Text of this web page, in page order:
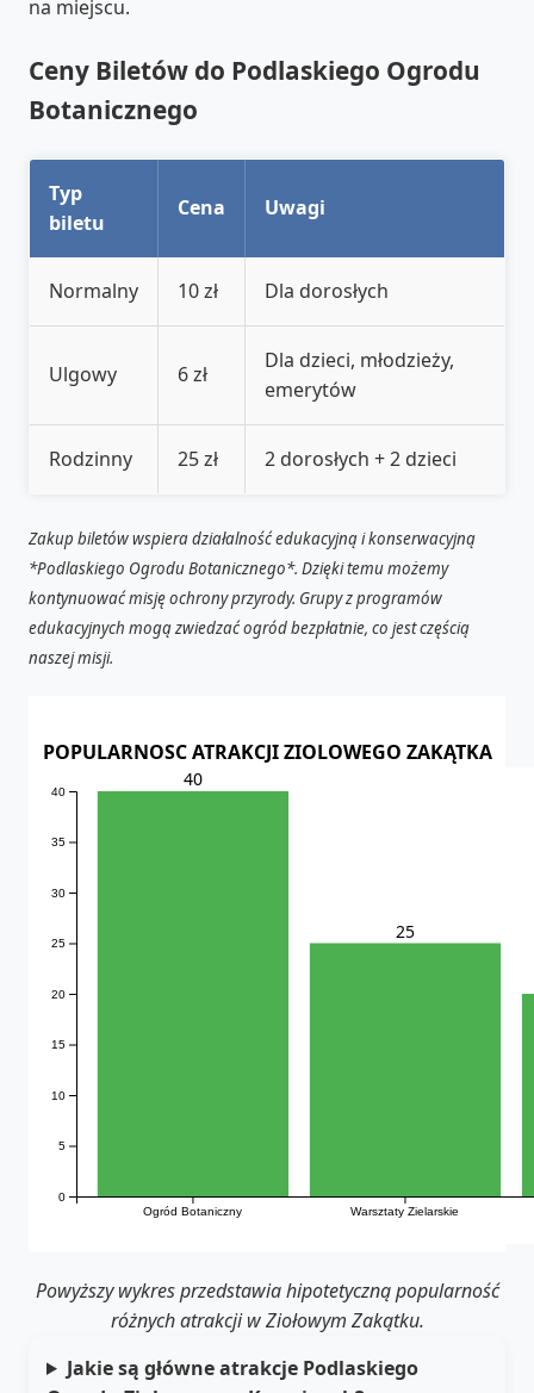
na miejscu.
Ceny Biletów do Podlaskiego Ogrodu
Botanicznego
Typ
biletu
Cena Uwagi
Normalny 10 zł Dla dorosłych
Ulgowy 6 zł
Dla dzieci, młodzieży,
emerytów
Rodzinny 25 zł 2 dorosłych + 2 dzieci
Zakup biletów wspiera działalność edukacyjną i konserwacyjną
*Podlaskiego Ogrodu Botanicznego*. Dzięki temu możemy
kontynuować misję ochrony przyrody. Grupy z programów
edukacyjnych mogą zwiedzać ogród bezpłatnie, co jest częścią
naszej misji.
POPULARNOSC ATRAKCJI ZIOLOWEGO ZAKĄTKA
Ogród Botaniczny Warsztaty Zielarskie
0
5
10
15
20
25
30
35
40
40
25
Powyższy wykres przedstawia hipotetyczną popularność
różnych atrakcji w Ziołowym Zakątku.
Jakie są główne atrakcje Podlaskiego